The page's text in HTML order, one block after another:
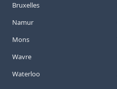
Bruxelles
Namur
Mons
Wavre
Waterloo